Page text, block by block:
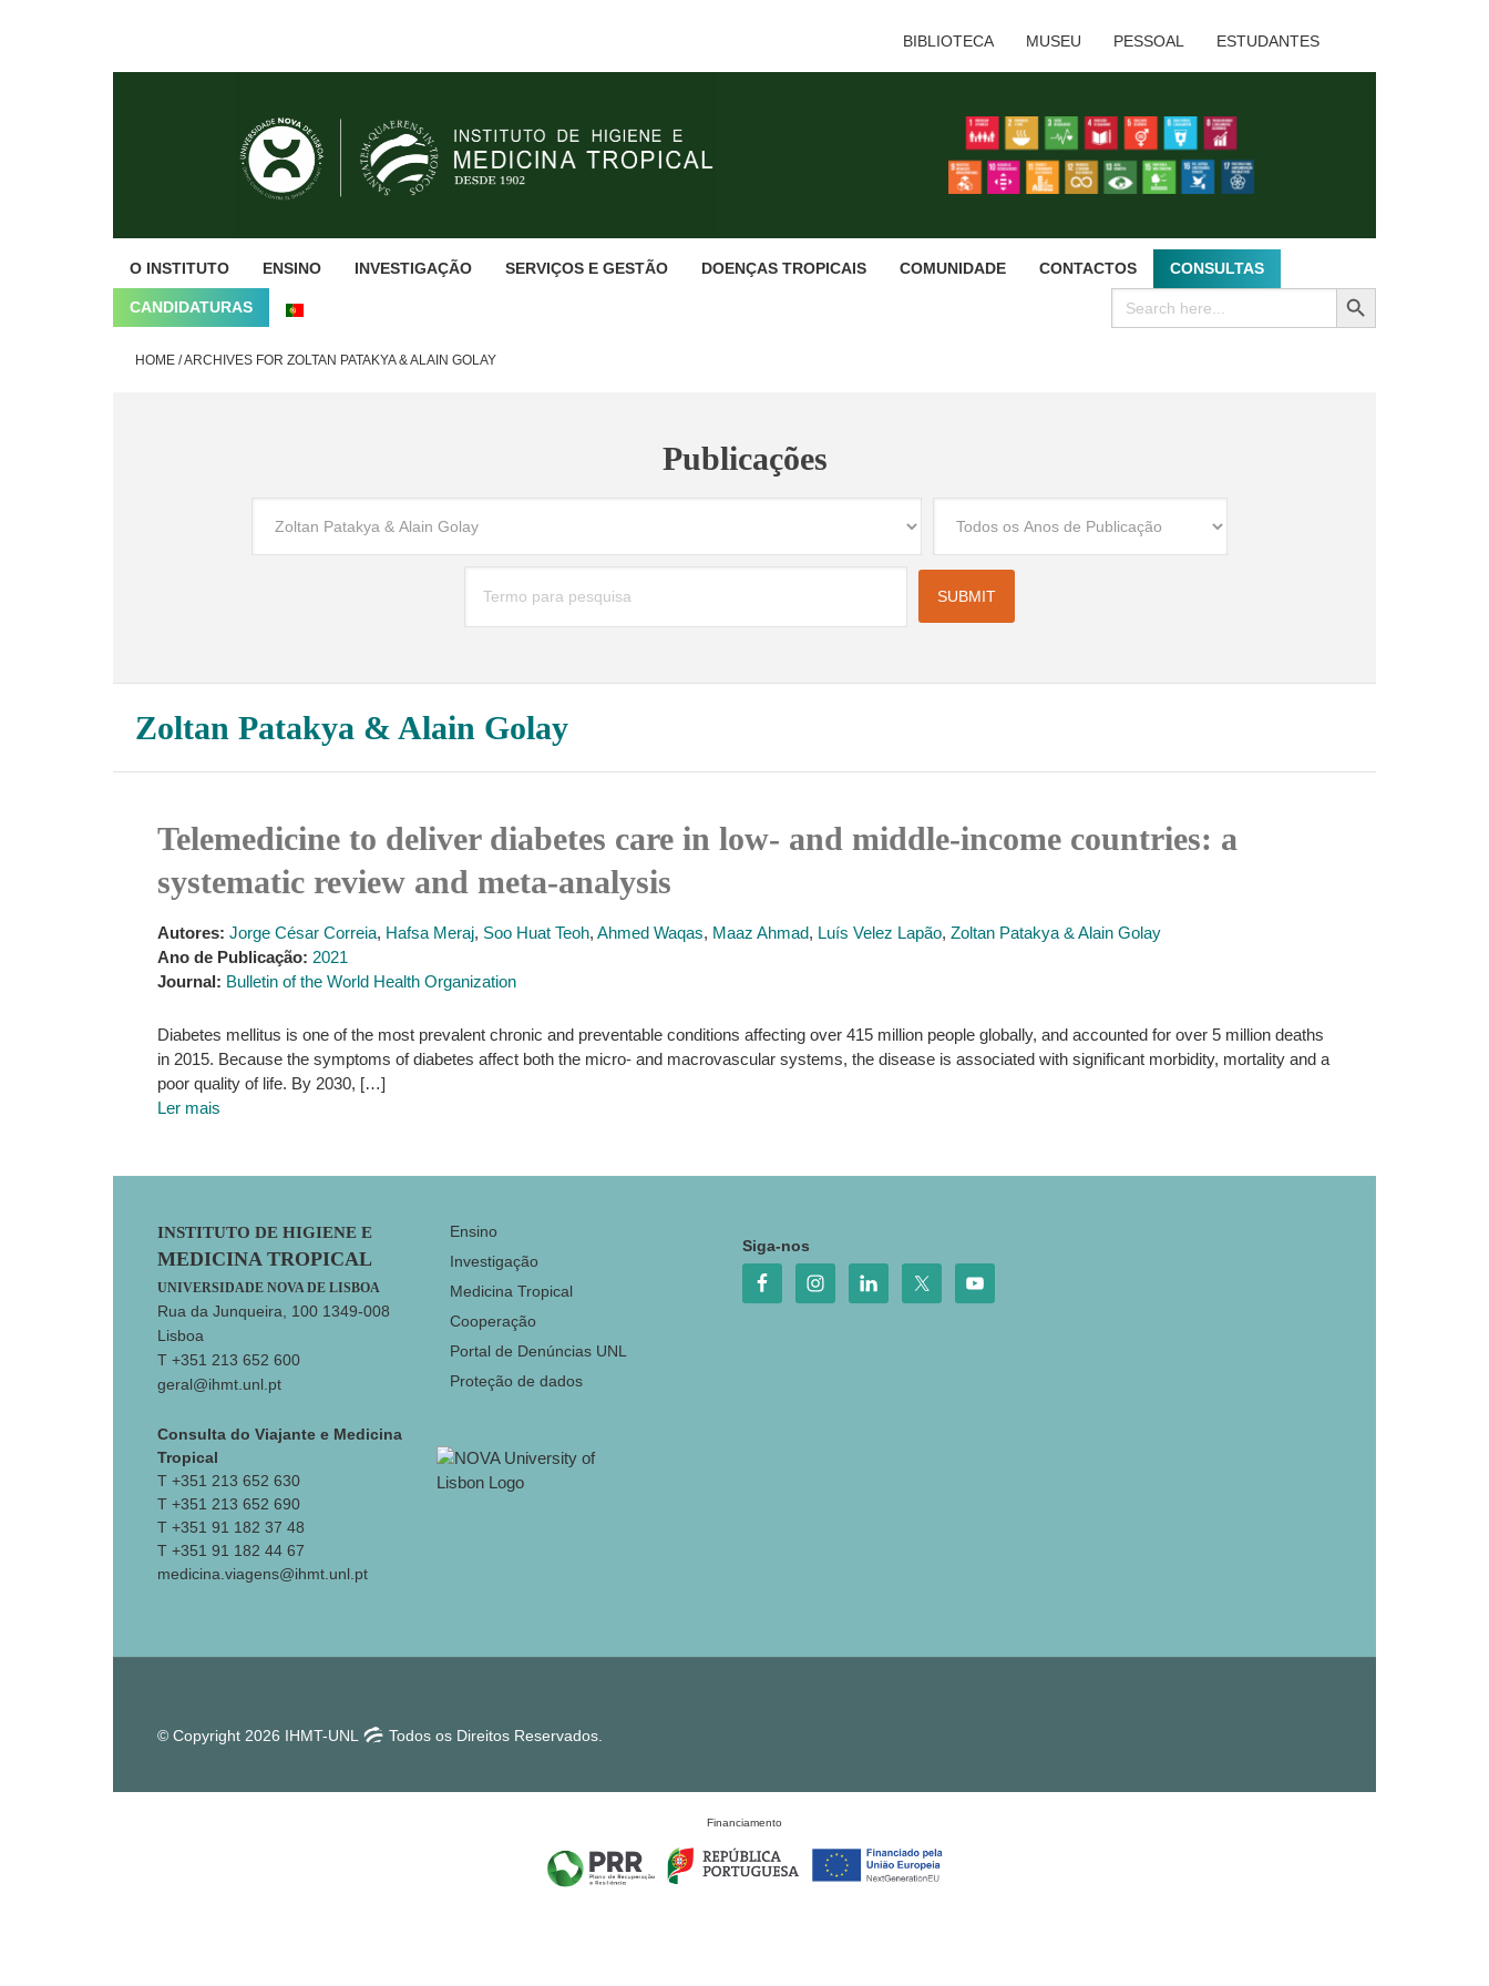
BIBLIOTECA MUSEU PESSOAL ESTUDANTES
O INSTITUTO ENSINO INVESTIGAÇÃO SERVIÇOS E GESTÃO DOENÇAS TROPICAIS COMUNIDADE CONTACTOS CONSULTAS
CANDIDATURAS
Search
for:
SEARCH BUTTON
HOME /ARCHIVES FOR ZOLTAN PATAKYA & ALAIN GOLAY
Publicações
Zoltan Patakya & Alain Golay
Telemedicine to deliver diabetes care in low- and middle-income countries: a
systematic review and meta-analysis
Autores: Jorge César Correia, Hafsa Meraj, Soo Huat Teoh, Ahmed Waqas, Maaz Ahmad, Luís Velez Lapão, Zoltan Patakya & Alain Golay
Ano de Publicação: 2021
Journal: Bulletin of the World Health Organization
Diabetes mellitus is one of the most prevalent chronic and preventable conditions affecting over 415 million people globally, and accounted for over 5 million deaths
in 2015. Because the symptoms of diabetes affect both the micro- and macrovascular systems, the disease is associated with significant morbidity, mortality and a
poor quality of life. By 2030, […]
Ler mais
Footer
INSTITUTO DE HIGIENE E
MEDICINA TROPICAL
UNIVERSIDADE NOVA DE LISBOA
Rua da Junqueira, 100 1349-008
Lisboa
T +351 213 652 600
geral@ihmt.unl.pt
Consulta do Viajante e Medicina
Tropical
T +351 213 652 630
T +351 213 652 690
T +351 91 182 37 48
T +351 91 182 44 67
medicina.viagens@ihmt.unl.pt
Ensino
Investigação
Medicina Tropical
Cooperação
Portal de Denúncias UNL
Proteção de dados
Siga-nos
© Copyright 2026 IHMT-UNL Todos os Direitos Reservados.
Financiamento